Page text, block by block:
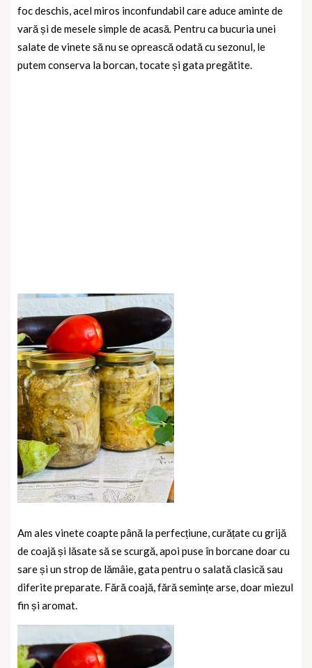
foc deschis, acel miros inconfundabil care aduce aminte de
vară și de mesele simple de acasă. Pentru ca bucuria unei
salate de vinete să nu se oprească odată cu sezonul, le
putem conserva la borcan, tocate și gata pregătite.
Am ales vinete coapte până la perfecțiune, curățate cu grijă
de coajă și lăsate să se scurgă, apoi puse în borcane doar cu
sare și un strop de lămâie, gata pentru o salată clasică sau
diferite preparate. Fără coajă, fără semințe arse, doar miezul
fin și aromat.